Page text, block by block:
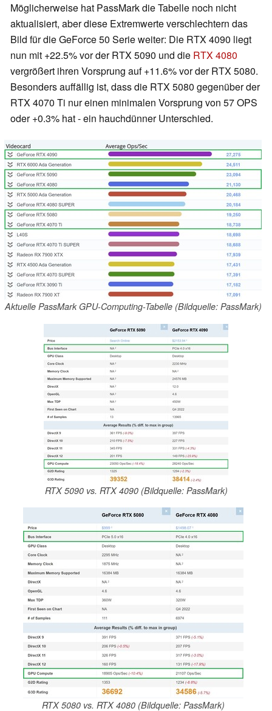
Möglicherweise hat PassMark die Tabelle noch nicht
aktualisiert, aber diese Extremwerte verschlechtern das
Bild für die GeForce 50 Serie weiter: Die RTX 4090 liegt
nun mit +22.5% vor der RTX 5090 und die RTX 4080
vergrößert ihren Vorsprung auf +11.6% vor der RTX 5080.
Besonders auffällig ist, dass die RTX 5080 gegenüber der
RTX 4070 Ti nur einen minimalen Vorsprung von 57 OPS
oder +0.3% hat - ein hauchdünner Unterschied.
Aktuelle PassMark GPU-Computing-Tabelle (Bildquelle: PassMark)
RTX 5090 vs. RTX 4090 (Bildquelle: PassMark)
RTX 5080 vs. RTX 4080 (Bildquelle: PassMark)